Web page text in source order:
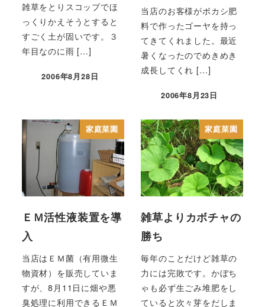
雑草をとりスコップでほ
っくりかえそうとすると
すごく土が固いです。３
年目なのに雨 […]
2006年8月28日
当店のお客様がボカシ肥
料で作ったゴーヤを持っ
てきてくれました。最近
暑くなったのでめきめき
成長してくれ […]
2006年8月23日
家庭菜園
ＥＭ活性液装置を導
入
当店はＥＭ菌（有用微生
物資材）を販売していま
すが、8月11日に畑や悪
臭処理に利用できるＥＭ
家庭菜園
雑草よりカボチャの
勝ち
毎年のことだけど雑草の
力には完敗です。かぼち
ゃも必ず生ごみ堆肥をし
ていると次々芽をだしま